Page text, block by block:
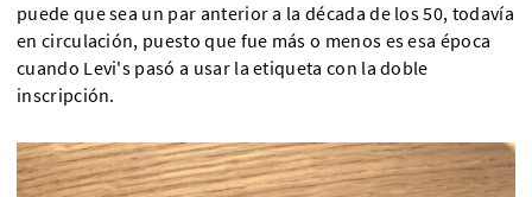
puede que sea un par anterior a la década de los 50, todavía
en circulación, puesto que fue más o menos es esa época
cuando Levi's pasó a usar la etiqueta con la doble
inscripción.